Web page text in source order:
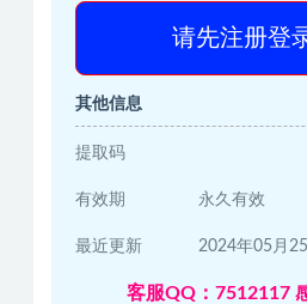
请先注册登
其他信息
提取码
有效期 永久有效
最近更新 2024年05月
客服QQ：7512117